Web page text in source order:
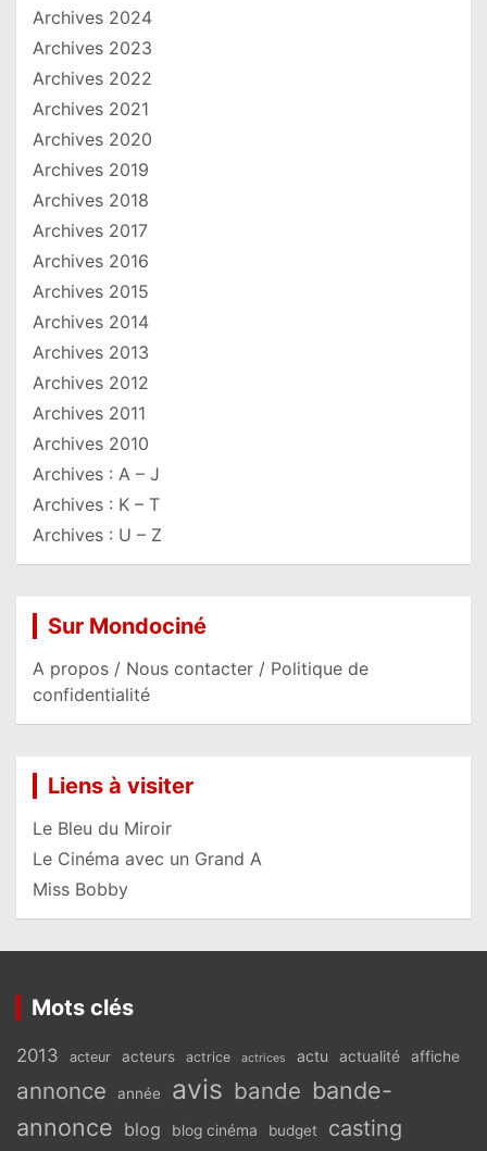
Archives 2024
Archives 2023
Archives 2022
Archives 2021
Archives 2020
Archives 2019
Archives 2018
Archives 2017
Archives 2016
Archives 2015
Archives 2014
Archives 2013
Archives 2012
Archives 2011
Archives 2010
Archives : A – J
Archives : K – T
Archives : U – Z
Sur Mondociné
A propos / Nous contacter / Politique de
confidentialité
Liens à visiter
Le Bleu du Miroir
Le Cinéma avec un Grand A
Miss Bobby
Mots clés
2013 acteur acteurs actrice actrices actu actualité affiche
annonce année avis bande bande-
annonce blog blog cinéma budget casting